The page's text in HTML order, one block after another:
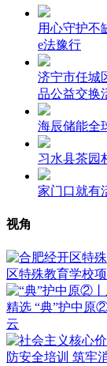
用心守护不
e法豫行
济宁市任城
品公益交换
海辰储能全
习水县茶园
家门口就有
视角
区特殊教育学校
精选 “典”护中原
云